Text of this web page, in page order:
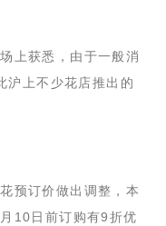
上获悉，由于一般消
沪上不少花店推出的
预订价做出调整，本
10日前订购有9折优